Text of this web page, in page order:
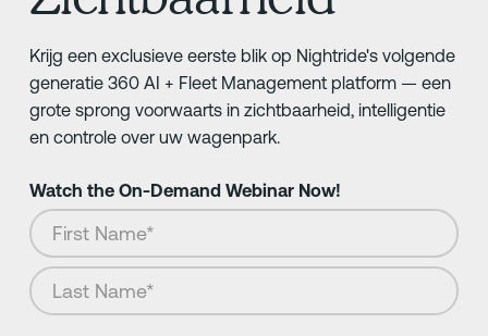
Krijg een exclusieve eerste blik op Nightride's volgende
generatie 360 AI + Fleet Management platform — een
grote sprong voorwaarts in zichtbaarheid, intelligentie
en controle over uw wagenpark.
Watch the On-Demand Webinar Now!